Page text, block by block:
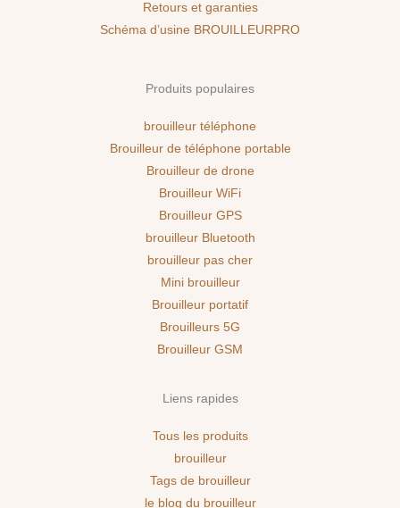
Retours et garanties
Schéma d’usine BROUILLEURPRO
Produits populaires
brouilleur téléphone
Brouilleur de téléphone portable
Brouilleur de drone
Brouilleur WiFi
Brouilleur GPS
brouilleur Bluetooth
brouilleur pas cher
Mini brouilleur
Brouilleur portatif
Brouilleurs 5G
Brouilleur GSM
Liens rapides
Tous les produits
brouilleur
Tags de brouilleur
le blog du brouilleur